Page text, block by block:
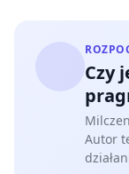
Czy
Autor